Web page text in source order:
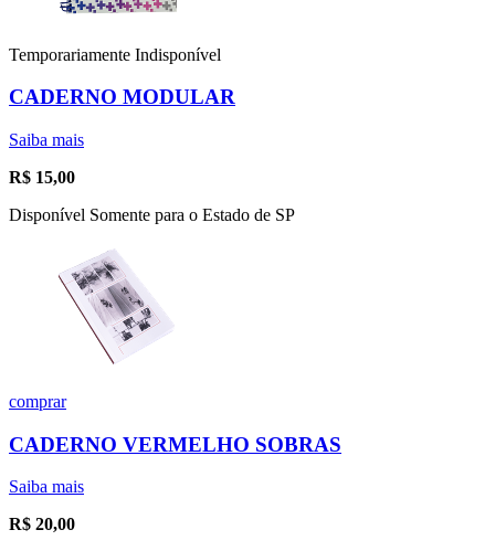
Temporariamente Indisponível
CADERNO MODULAR
Saiba mais
R$ 15,00
Disponível Somente para o Estado de SP
comprar
CADERNO VERMELHO SOBRAS
Saiba mais
R$ 20,00